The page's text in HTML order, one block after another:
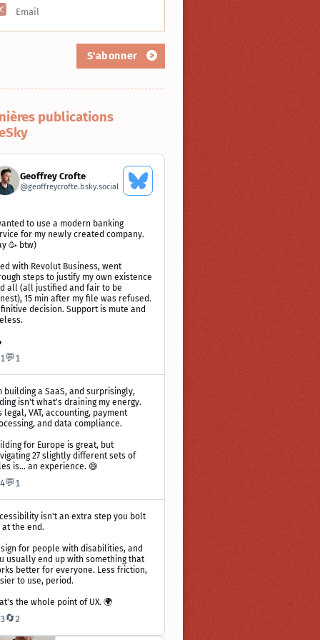
S'abonner
publications
Geoffrey Crofte
@geoffreycrofte.bsky.social
Voir
le
to use a modern banking
for my newly created company.
🥳 btw)
with Revolut Business, went
steps to justify my own existence
all (all justified and fair to be
15 min after my file was refused.
decision. Support is mute and
1 💬1
building a SaaS, and surprisingly,
isn't what's draining my energy.
legal, VAT, accounting, payment
and data compliance.
for Europe is great, but
27 slightly different sets of
is... an experience. 😅
4💬1
isn't an extra step you bolt
at the end.
for people with disabilities, and
usually end up with something that
better for everyone. Less friction,
to use, period.
the whole point of UX. 🌍
3🔄2